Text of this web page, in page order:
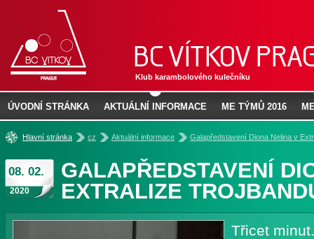
Hlavní stránka
» cz» Aktuální informace
» Galapředstavení Diona Nelina v
08. 02.
2020
GALAPŘEDSTAVENÍ
EXTRALIZE
Třicet
Klub karambolového kulečníku
ÚVODNÍ STRÁNKA AKTUÁLNÍ INFORMACE ME TÝMŮ 2016